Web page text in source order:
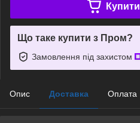
Що таке купити з Пром?
Замовлення під захистом
Опис Доставка Оплата